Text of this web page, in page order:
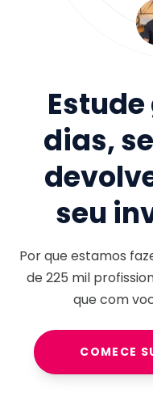
dias,
seu
Por que estamos
de225 mil
que com
COMECE